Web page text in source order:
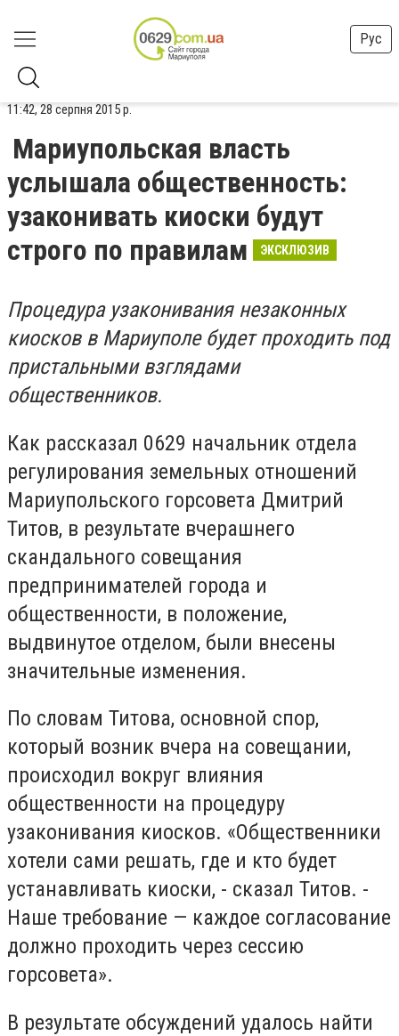
Рус
11:42, 28 серпня 2015 р.
Мариупольская власть
услышала общественность:
узаконивать киоски будут
строго по правилам
ЭКСКЛЮЗИВ
Процедура узаконивания незаконных
киосков в Мариуполе будет проходить под
пристальными взглядами
общественников.
Как рассказал 0629 начальник отдела
регулирования земельных отношений
Мариупольского горсовета Дмитрий
Титов, в результате вчерашнего
скандального совещания
предпринимателей города и
общественности, в положение,
выдвинутое отделом, были внесены
значительные изменения.
По словам Титова, основной спор,
который возник вчера на совещании,
происходил вокруг влияния
общественности на процедуру
узаконивания киосков. «Общественники
хотели сами решать, где и кто будет
устанавливать киоски, - сказал Титов. -
Наше требование — каждое согласование
должно проходить через сессию
горсовета».
В результате обсуждений удалось найти